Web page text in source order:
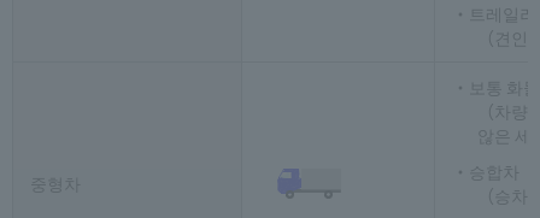
트레일러
（견
보통 화
（차
않은
승합차
（승